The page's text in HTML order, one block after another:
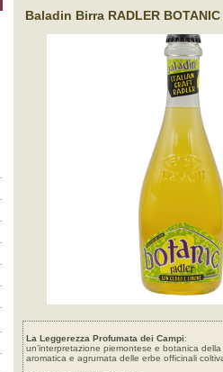
Baladin Birra RADLER
La Leggerezza Profumata dei Campi:
un’interpretazione piemontese e botanica
aromatica e agrumata delle erbe officinali